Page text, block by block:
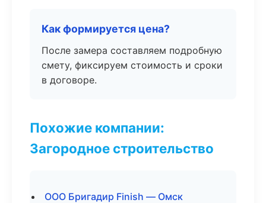
Как формируется цена?
После замера составляем подробную
смету, фиксируем стоимость и сроки
в договоре.
Похожие компании:
Загородное строительство
ООО Бригадир Finish — Омск